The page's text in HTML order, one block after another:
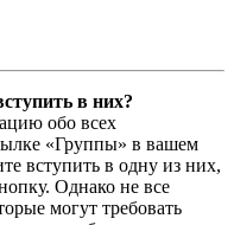
в них?
обо всех
«Группы» в вашем
вступить в одну из них,
Однако не все
могут требовать